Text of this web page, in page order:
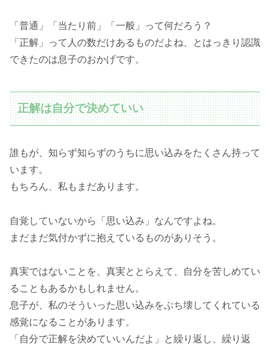
「普通」「当たり前」「一般」って何だろう？
「正解」って人の数だけあるものだよね、とはっきり認識
できたのは息子のおかげです。
正解は自分で決めていい
誰もが、知らず知らずのうちに思い込みをたくさん持って
います。
もちろん、私もまだあります。
自覚していないから「思い込み」なんですよね。
まだまだ気付かずに抱えているものがありそう。
真実ではないことを、真実ととらえて、自分を苦しめてい
ることもあるかもしれません。
息子が、私のそういった思い込みをぶち壊してくれている
感覚になることがあります。
「自分で正解を決めていいんだよ」と繰り返し、繰り返